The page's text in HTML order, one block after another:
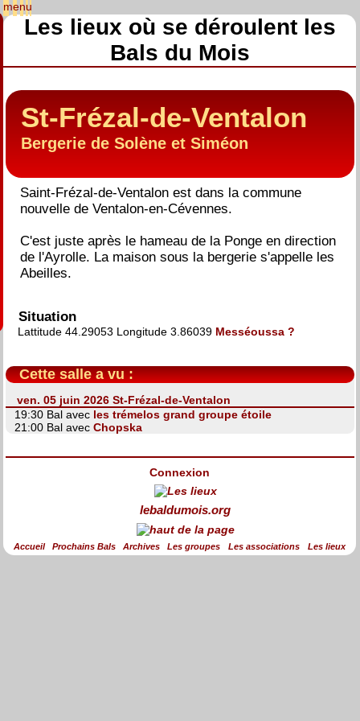
Les lieux où se déroulent les
Bals du Mois
St-Frézal-de-Ventalon
Bergerie de Solène et Siméon
Saint-Frézal-de-Ventalon est dans la commune
nouvelle de Ventalon-en-Cévennes.
C'est juste après le hameau de la Ponge en direction
de l'Ayrolle. La maison sous la bergerie s'appelle les
Abeilles.
Situation
Lattitude 44.29053 Longitude 3.86039 Messéoussa ?
Cette salle a vu :
ven. 05 juin 2026 St-Frézal-de-Ventalon
19:30 Bal avec les trémelos grand groupe étoile
21:00 Bal avec Chopska
Connexion
lebaldumois.org
Accueil Prochains Bals Archives Les groupes Les associations Les lieux